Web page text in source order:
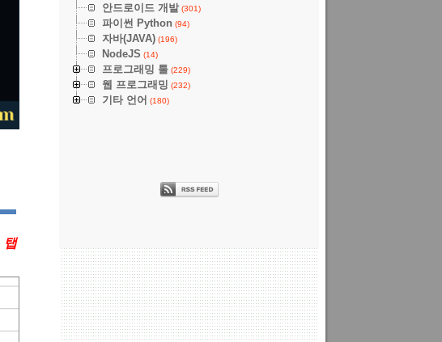
탭
안드로이드 개발(301)
파이썬 Python (94)
자바(JAVA) (196)
NodeJS (14)
프로그래밍 툴 (229)
웹 프로그래밍 (232)
기타 언어 (180)